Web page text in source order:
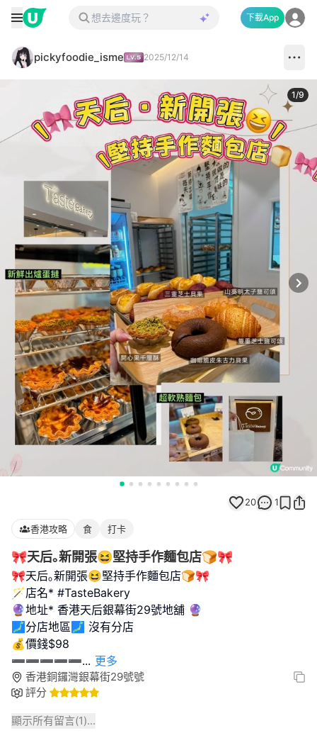
下載App
pickyfoodie_isme 2025/12/14
1/9
20 1
香港攻略 食 打卡
🎀天后｡新開張😆堅持手作麵包店🍞🎀
🎀天后｡新開張😆堅持手作麵包店🍞🎀
🪄店名* #TasteBakery
🔮地址* 香港天后銀幕街29號地舖 🔮
🗾分店地區🗾 沒有分店
💰價錢$98
➖➖➖➖➖... 更多
香港銅鑼灣銀幕街29號號
評分
顯示所有留言(1)...